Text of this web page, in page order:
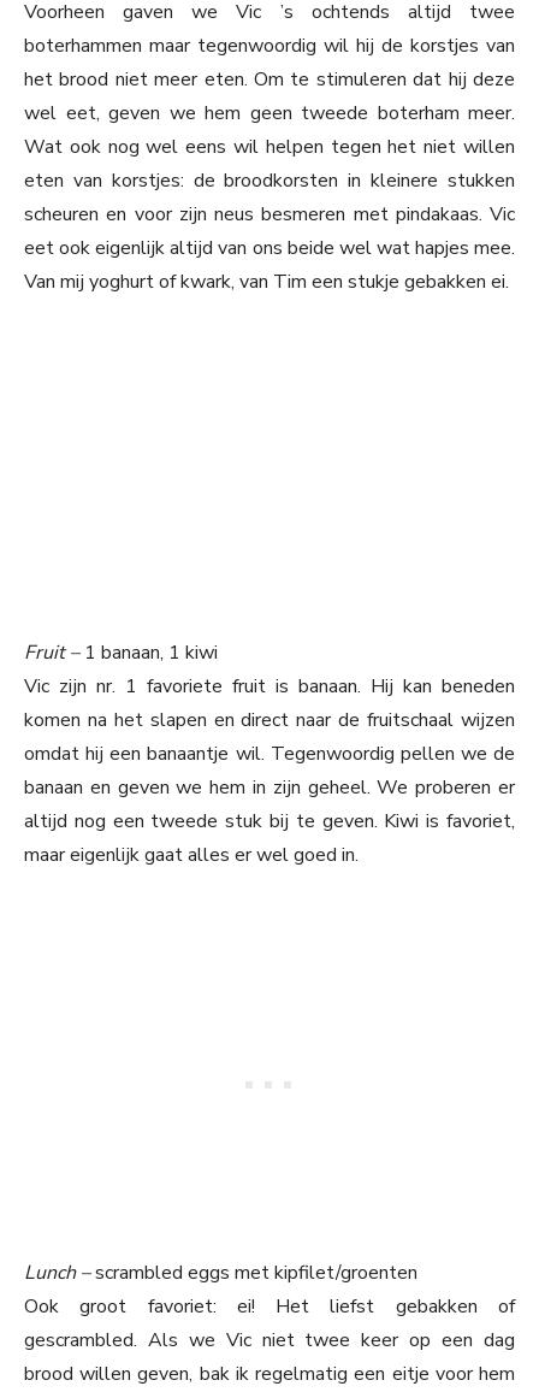
Voorheen gaven we Vic ’s ochtends altijd twee
boterhammen maar tegenwoordig wil hij de korstjes van
het brood niet meer eten. Om te stimuleren dat hij deze
wel eet, geven we hem geen tweede boterham meer.
Wat ook nog wel eens wil helpen tegen het niet willen
eten van korstjes: de broodkorsten in kleinere stukken
scheuren en voor zijn neus besmeren met pindakaas. Vic
eet ook eigenlijk altijd van ons beide wel wat hapjes mee.
Van mij yoghurt of kwark, van Tim een stukje gebakken ei.
Fruit – 1 banaan, 1 kiwi
Vic zijn nr. 1 favoriete fruit is banaan. Hij kan beneden
komen na het slapen en direct naar de fruitschaal wijzen
omdat hij een banaantje wil. Tegenwoordig pellen we de
banaan en geven we hem in zijn geheel. We proberen er
altijd nog een tweede stuk bij te geven. Kiwi is favoriet,
maar eigenlijk gaat alles er wel goed in.
Lunch –scrambled eggs met kipfilet/groenten
Ook groot favoriet: ei! Het liefst gebakken of
gescrambled. Als we Vic niet twee keer op een dag
brood willen geven, bak ik regelmatig een eitje voor hem